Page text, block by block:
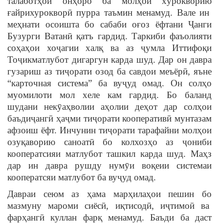
ғайрихурокворӣ пурра таъмин менамуд. Вале ин
меҳнати осоишта бо сабаби оғоз ёфтани Ҷанги
Бузурги Ватанӣ қатъ гардид. Таркиби фаъолияти
соҳаҳои хоҷагии халқ ва аз ҷумла Иттифоқи
Тоҷикматлубот дигаргун карда шуд. Дар он давра
гузариш аз тиҷорати озод ба савдои меъёрӣ, яъне
“карточная система” ба вуҷуд омад. Он солҳо
муомилоти мол хеле кам гардид. Бо баланд
шудани некӯаҳволии аҳолии деҳот дар солҳои
баъдиҷангӣ ҳаҷми тиҷорати кооперативӣ мунтазам
афзоиш ёфт. Инчунин тиҷорати тарафайни молҳои
озуқаворию саноатӣ бо колхозҳо аз ҷониби
кооператсияи матлубот ташкил карда шуд. Маҳз
дар ин давра рушду нумӯи воқеии системаи
кооператсяи матлубот ба вуҷуд омад.
Давраи сеюм аз ҳама марҳилаҳои пешин бо
мазмуну мароми сиёсӣ, иқтисодӣ, иҷтимоӣ ва
фарҳангӣ куллан фарқ менамуд. Баъди ба даст